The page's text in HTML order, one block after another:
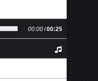
00:00/00:25